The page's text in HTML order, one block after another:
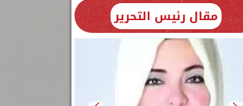
مقال رئيس التحرير